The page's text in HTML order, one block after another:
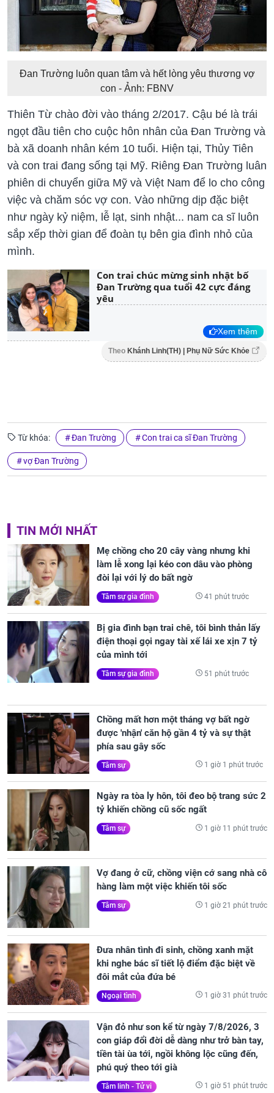
Đan Trường luôn quan tâm và hết lòng yêu thương vợ
con - Ảnh: FBNV
Thiên Từ chào đời vào tháng 2/2017. Cậu bé là trái
ngọt đầu tiên cho cuộc hôn nhân của Đan Trường và
bà xã doanh nhân kém 10 tuổi. Hiện tại, Thủy Tiên
và con trai đang sống tại Mỹ. Riêng Đan Trường luân
phiên di chuyển giữa Mỹ và Việt Nam để lo cho công
việc và chăm sóc vợ con. Vào những dịp đặc biệt
như ngày kỷ niệm, lễ lạt, sinh nhật... nam ca sĩ luôn
sắp xếp thời gian để đoàn tụ bên gia đình nhỏ của
mình.
Con trai chúc mừng sinh nhật bố
Đan Trường qua tuổi 42 cực đáng
yêu
Xem thêm
Theo Khánh Linh(TH) | Phụ Nữ Sức Khỏe
Từ khóa: Đan Trường Con trai ca sĩ Đan Trường
vợ Đan Trường
TIN MỚI NHẤT
Mẹ chồng cho 20 cây vàng nhưng khi
làm lễ xong lại kéo con dâu vào phòng
đòi lại với lý do bất ngờ
Tâm sự gia đình 41 phút trước
Bị gia đình bạn trai chê, tôi bình thản lấy
điện thoại gọi ngay tài xế lái xe xịn 7 tỷ
của mình tới
Tâm sự gia đình 51 phút trước
Chồng mất hơn một tháng vợ bất ngờ
được 'nhận' căn hộ gần 4 tỷ và sự thật
phía sau gây sốc
Tâm sự 1 giờ 1 phút trước
Ngày ra tòa ly hôn, tôi đeo bộ trang sức 2
tỷ khiến chồng cũ sốc ngất
Tâm sự 1 giờ 11 phút trước
Vợ đang ở cữ, chồng viện cớ sang nhà cô
hàng làm một việc khiến tôi sốc
Tâm sự 1 giờ 21 phút trước
Đưa nhân tình đi sinh, chồng xanh mặt
khi nghe bác sĩ tiết lộ điểm đặc biệt về
đôi mắt của đứa bé
Ngoại tình 1 giờ 31 phút trước
Vận đỏ như son kể từ ngày 7/8/2026, 3
con giáp đổi đời dễ dàng như trở bàn tay,
tiền tài ùa tới, ngồi không lộc cũng đến,
phú quý theo tới già
Tâm linh - Tử vi 1 giờ 51 phút trước